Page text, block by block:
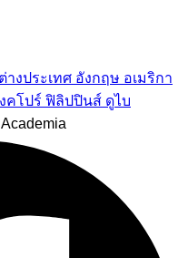
งประเทศ อังกฤษ อเมริกา
คโปร์ ฟิลิปปินส์ ดูไบ
Academia